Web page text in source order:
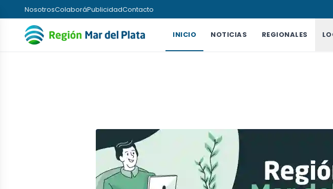
NosotrosColaboráPublicidadContacto
INICIO NOTICIAS REGIONALES